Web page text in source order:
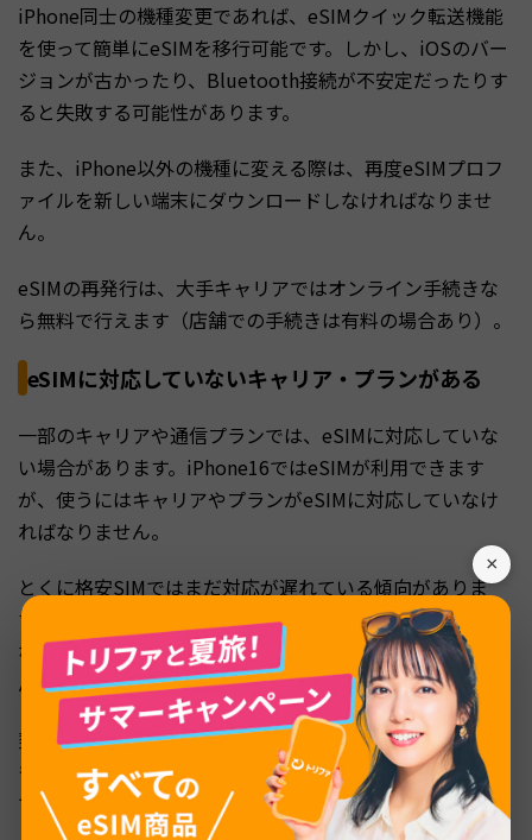
×
iPhone同士の機種変更であれば、eSIMクイック転送機能
を使って簡単にeSIMを移行可能です。しかし、iOSのバー
ジョンが古かったり、Bluetooth接続が不安定だったりす
ると失敗する可能性があります。
また、iPhone以外の機種に変える際は、再度eSIMプロフ
ァイルを新しい端末にダウンロードしなければなりませ
ん。
eSIMの再発行は、大手キャリアではオンライン手続きな
ら無料で行えます（店舗での手続きは有料の場合あり）。
eSIMに対応していないキャリア・プランがある
一部のキャリアや通信プランでは、eSIMに対応していな
い場合があります。iPhone16ではeSIMが利用できます
が、使うにはキャリアやプランがeSIMに対応していなけ
ればなりません。
とくに格安SIMではまだ対応が遅れている傾向がありま
す。こうしたキャリアでは物理SIMカードを選ばなければ
ならず、eSIM機能やiPhone16の機能を十分に活かせませ
ん。
契約しているキャリアがeSIMに対応しているか確認し、
もし対応していない場合は乗り換えも検討してみるとよい
でしょう。